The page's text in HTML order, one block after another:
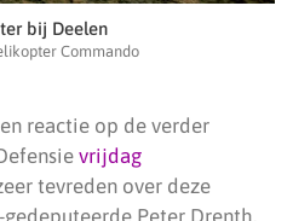
bij Deelen
Commando
reactie op de verder
vrijdag
tevreden over deze